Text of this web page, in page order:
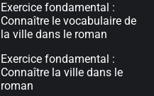
Exercice fondamental :
Connaître le vocabulaire de
la ville dans le roman
Exercice fondamental :
Connaître la ville dans le
roman